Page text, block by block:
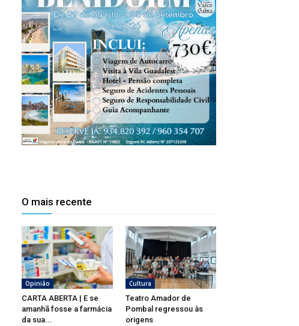
O mais recente
Opinião
CARTA ABERTA | E se
amanhã fosse a farmácia
da sua...
Cultura
Teatro Amador de
Pombal regressou às
origens